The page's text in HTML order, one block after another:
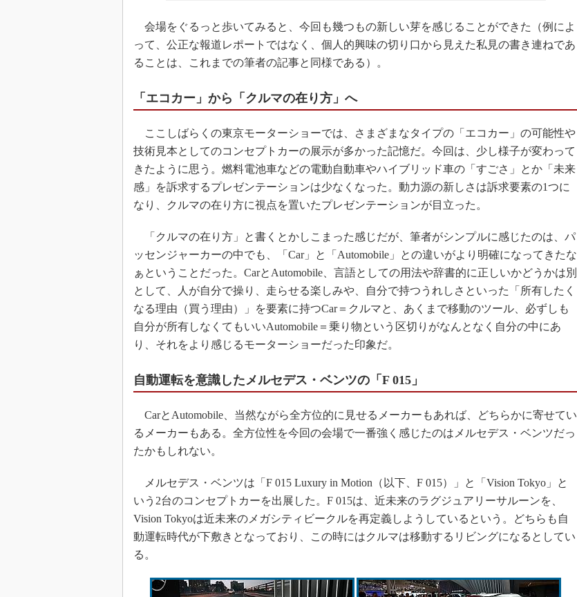
海外生産
グローバル設計・開発
会場をぐるっと歩いてみると、今回も幾つもの新しい芽を感じることができた（例によ
って、公正な報道レポートではなく、個人的興味の切り口から見えた私見の書き連ねであ
ることは、これまでの筆者の記事と同様である）。
「エコカー」から「クルマの在り方」へ
ここしばらくの東京モーターショーでは、さまざまなタイプの「エコカー」の可能性や
技術見本としてのコンセプトカーの展示が多かった記憶だ。今回は、少し様子が変わって
きたように思う。燃料電池車などの電動自動車やハイブリッド車の「すごさ」とか「未来
感」を訴求するプレゼンテーションは少なくなった。動力源の新しさは訴求要素の1つに
なり、クルマの在り方に視点を置いたプレゼンテーションが目立った。
「クルマの在り方」と書くとかしこまった感じだが、筆者がシンプルに感じたのは、パ
ッセンジャーカーの中でも、「Car」と「Automobile」との違いがより明確になってきたな
ぁということだった。CarとAutomobile、言語としての用法や辞書的に正しいかどうかは別
として、人が自分で操り、走らせる楽しみや、自分で持つうれしさといった「所有したく
なる理由（買う理由）」を要素に持つCar＝クルマと、あくまで移動のツール、必ずしも
自分が所有しなくてもいいAutomobile＝乗り物という区切りがなんとなく自分の中にあ
り、それをより感じるモーターショーだった印象だ。
自動運転を意識したメルセデス・ベンツの「F 015」
CarとAutomobile、当然ながら全方位的に見せるメーカーもあれば、どちらかに寄せてい
るメーカーもある。全方位性を今回の会場で一番強く感じたのはメルセデス・ベンツだっ
たかもしれない。
メルセデス・ベンツは「F 015 Luxury in Motion（以下、F 015）」と「Vision Tokyo」と
いう2台のコンセプトカーを出展した。F 015は、近未来のラグジュアリーサルーンを、
Vision Tokyoは近未来のメガシティビークルを再定義しようしているという。どちらも自
動運転時代が下敷きとなっており、この時にはクルマは移動するリビングになるとしてい
る。